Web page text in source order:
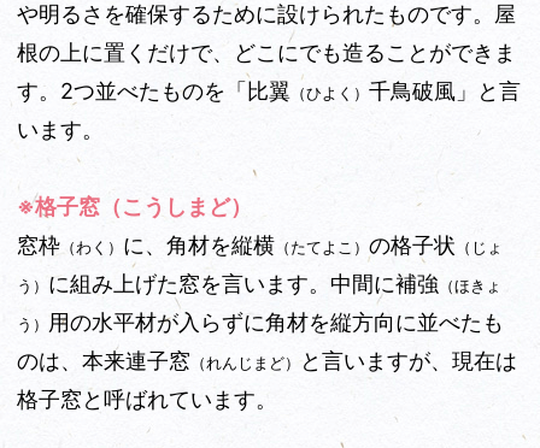
や明るさを確保するために設けられたものです。屋
根の上に置くだけで、どこにでも造ることができま
す。2つ並べたものを「比翼 （ひよく） 千鳥破風」と言
います。
※格子窓（こうしまど）
窓枠 （わく） に、角材を縦横 （たてよこ） の格子状 （じょ
う） に組み上げた窓を言います。中間に補強 （ほきょ
う） 用の水平材が入らずに角材を縦方向に並べたも
のは、本来連子窓 （れんじまど） と言いますが、現在は
格子窓と呼ばれています。